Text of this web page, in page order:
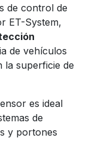
de control de
ET-System,
de vehículos
la superficie de
es ideal
de
y portones